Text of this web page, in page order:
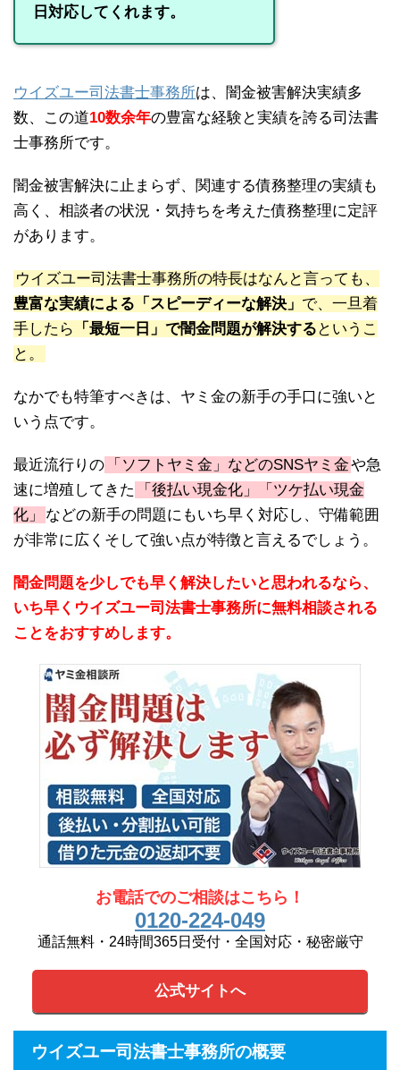
日対応してくれます。
ウイズユー司法書士事務所は、闇金被害解決実績多
数、この道10数余年の豊富な経験と実績を誇る司法書
士事務所です。
闇金被害解決に止まらず、関連する債務整理の実績も
高く、相談者の状況・気持ちを考えた債務整理に定評
があります。
ウイズユー司法書士事務所の特長はなんと言っても、
豊富な実績による「スピーディーな解決」 で、一旦着
手したら
「最短一日」で闇金問題が解決する というこ
と。
なかでも特筆すべきは、ヤミ金の新手の手口に強いと
いう点です。
最近流行りの 「ソフトヤミ金」などのSNSヤミ金や急
速に増殖してきた
「後払い現金化」「ツケ払い現金
化」
などの新手の問題にもいち早く対応し、守備範囲
が非常に広くそして強い点が特徴と言えるでしょう。
闇金問題を少しでも早く解決したいと思われるなら、
いち早くウイズユー司法書士事務所に無料相談される
ことをおすすめします。
お電話でのご相談はこちら！
0120-224-049
通話無料・24時間365日受付・全国対応・秘密厳守
公式サイトへ
ウイズユー司法書士事務所の概要